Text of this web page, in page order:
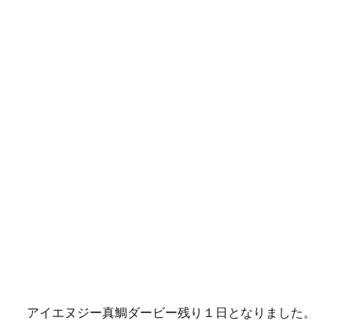
アイエヌジー真鯛ダービー残り１日となりました。